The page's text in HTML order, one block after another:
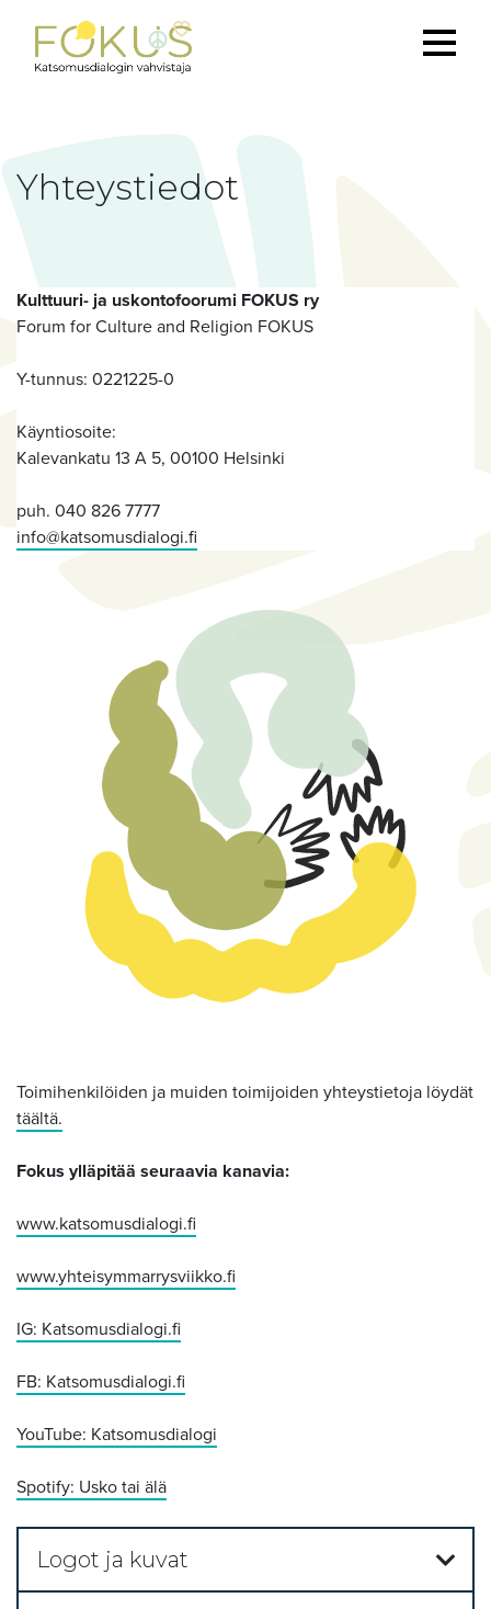
Yhteystiedot
Kulttuuri- ja uskontofoorumi FOKUS ry
Forum for Culture and Religion FOKUS
Y-tunnus: 0221225-0
Käyntiosoite:
Kalevankatu 13 A 5, 00100 Helsinki
puh. 040 826 7777
info@katsomusdialogi.fi
Toimihenkilöiden ja muiden toimijoiden yhteystietoja löydät
täältä.
Fokus ylläpitää seuraavia kanavia:
www.katsomusdialogi.fi
www.yhteisymmarrysviikko.fi
IG: Katsomusdialogi.fi
FB: Katsomusdialogi.fi
YouTube: Katsomusdialogi
Spotify: Usko tai älä
Logot ja kuvat